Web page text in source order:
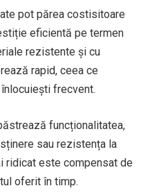
pot părea costisitoare
eficientă pe termen
rezistente și cu
rapid, ceea ce
frecvent.
funcționalitatea,
sau rezistența la
ridicat este compensat de
oferit în timp.